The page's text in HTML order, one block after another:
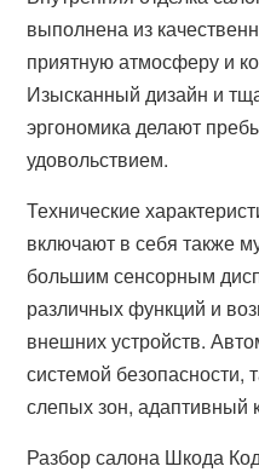
выполнена из
приятную атмосферу и
Изысканный дизайн и
эргономика делают
удовольствием.
Технические
включают в себя также
большим сенсорным
различных функций и
внешних устройств.
системой безопасности,
слепых зон, адаптивный
Разбор салона Шкода